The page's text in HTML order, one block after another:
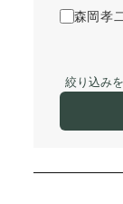
森岡孝
絞り込み